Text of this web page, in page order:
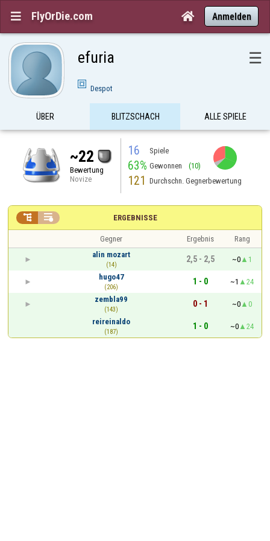
 FlyOrDie.com  Anmelden
efuria ☰
Despot
ÜBER BLITZSCHACH ALLE SPIELE
~22
Bewertung
Novize
16 Spiele
63% Gewonnen (10)
121 Durchschn. Gegnerbewertung
ERGEBNISSE
 
Gegner Ergebnis
Rang
alin mozart
(14)
2,5 - 2,5 ~0
1
hugo47
(206)
1 - 0 ~1
24
zembla99
(143)
0 - 1 ~0
0
reireinaldo
(187)
1 - 0 ~0 24